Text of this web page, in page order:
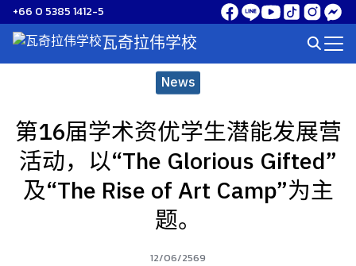
Skip
to
content
+66 0 5385 1412-5
瓦奇拉伟学校
Search
for:
News
第16届学术资优学生潜能发展营
活动，以“The Glorious Gifted”
及“The Rise of Art Camp”为主
题。
12/06/2569